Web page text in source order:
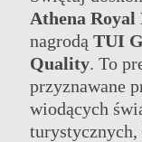
Athena Royal
nagrodą TUI
Quality. To
przyznawane
wiodących